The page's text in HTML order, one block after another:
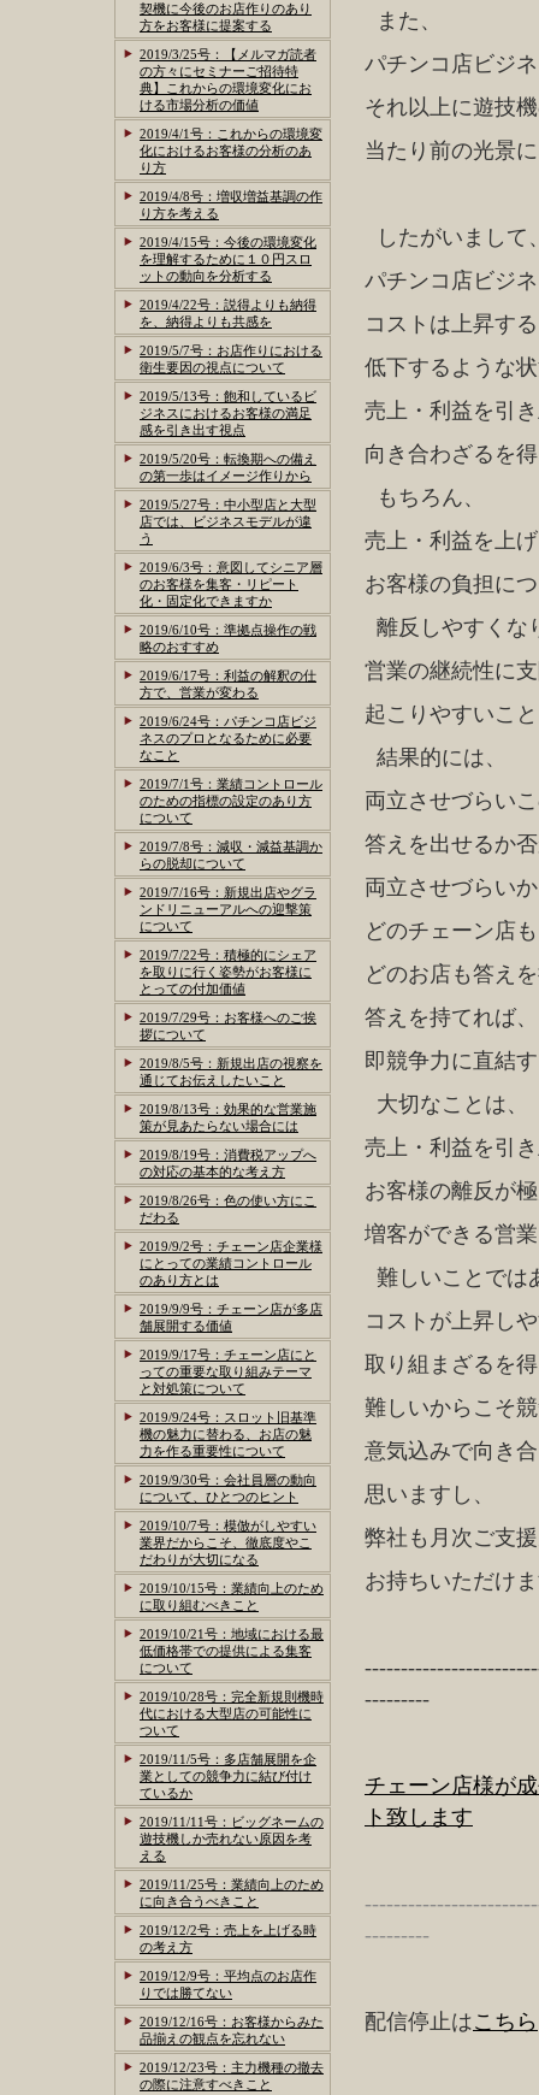
また、
パチンコ店ビジ
それ以上に遊技
当たり前の光景
したがいまして
パチンコ店ビジ
コストは上昇す
低下するような
売上・利益を引
向き合わざるを
もちろん、
売上・利益を上
お客様の負担に
離反しやすくな
営業の継続性に
起こりやすいこ
結果的には、
両立させづらい
答えを出せるか
両立させづらい
どのチェーン店
どのお店も答え
答えを持てれば、
即競争力に直結
大切なことは、
売上・利益を引
お客様の離反が
増客ができる営
難しいことでは
コストが上昇し
取り組まざるを
難しいからこそ
意気込みで向き
思いますし、
弊社も月次ご支
お持ちいただけ
---------
チェーン店様が
ト致します
---------
配信停止はこちら
契機に今後のお店作りのあり
方をお客様に提案する
2019/3/25号：【メルマガ読者
の方々にセミナーご招待特
典】これからの環境変化にお
ける市場分析の価値
2019/4/1号：これからの環境変
化におけるお客様の分析のあ
り方
2019/4/8号：増収増益基調の作
り方を考える
2019/4/15号：今後の環境変化
を理解するために１０円スロ
ットの動向を分析する
2019/4/22号：説得よりも納得
を、納得よりも共感を
2019/5/7号：お店作りにおける
衛生要因の視点について
2019/5/13号：飽和しているビ
ジネスにおけるお客様の満足
感を引き出す視点
2019/5/20号：転換期への備え
の第一歩はイメージ作りから
2019/5/27号：中小型店と大型
店では、ビジネスモデルが違
う
2019/6/3号：意図してシニア層
のお客様を集客・リピート
化・固定化できますか
2019/6/10号：準拠点操作の戦
略のおすすめ
2019/6/17号：利益の解釈の仕
方で、営業が変わる
2019/6/24号：パチンコ店ビジ
ネスのプロとなるために必要
なこと
2019/7/1号：業績コントロール
のための指標の設定のあり方
について
2019/7/8号：減収・減益基調か
らの脱却について
2019/7/16号：新規出店やグラ
ンドリニューアルへの迎撃策
について
2019/7/22号：積極的にシェア
を取りに行く姿勢がお客様に
とっての付加価値
2019/7/29号：お客様へのご挨
拶について
2019/8/5号：新規出店の視察を
通じてお伝えしたいこと
2019/8/13号：効果的な営業施
策が見あたらない場合には
2019/8/19号：消費税アップへ
の対応の基本的な考え方
2019/8/26号：色の使い方にこ
だわる
2019/9/2号：チェーン店企業様
にとっての業績コントロール
のあり方とは
2019/9/9号：チェーン店が多店
舗展開する価値
2019/9/17号：チェーン店にと
っての重要な取り組みテーマ
と対処策について
2019/9/24号：スロット旧基準
機の魅力に替わる、お店の魅
力を作る重要性について
2019/9/30号：会社員層の動向
について、ひとつのヒント
2019/10/7号：模倣がしやすい
業界だからこそ、徹底度やこ
だわりが大切になる
2019/10/15号：業績向上のため
に取り組むべきこと
2019/10/21号：地域における最
低価格帯での提供による集客
について
2019/10/28号：完全新規則機時
代における大型店の可能性に
ついて
2019/11/5号：多店舗展開を企
業としての競争力に結び付け
ているか
2019/11/11号：ビッグネームの
遊技機しか売れない原因を考
える
2019/11/25号：業績向上のため
に向き合うべきこと
2019/12/2号：売上を上げる時
の考え方
2019/12/9号：平均点のお店作
りでは勝てない
2019/12/16号：お客様からみた
品揃えの観点を忘れない
2019/12/23号：主力機種の撤去
の際に注意すべきこと